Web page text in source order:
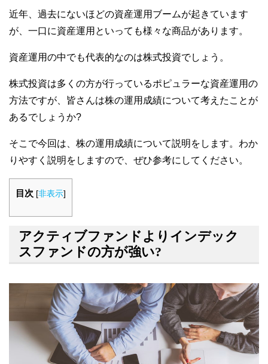
近年、過去にないほどの資産運用ブームが起きています
が、一口に資産運用といっても様々な商品があります。
資産運用の中でも代表的なのは株式投資でしょう。
株式投資は多くの方が行っているポピュラーな資産運用の
方法ですが、皆さんは株の運用成績について考えたことが
あるでしょうか?
そこで今回は、株の運用成績について説明をします。わか
りやすく説明をしますので、ぜひ参考にしてください。
目次 [非表示]
アクティブファンドよりインデック
スファンドの方が強い?